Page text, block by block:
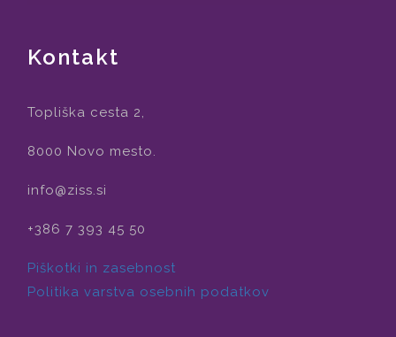
Kontakt
Topliška cesta 2,
8000 Novo mesto.
info@ziss.si
+386 7 393 45 50
Piškotki in zasebnost
Politika varstva osebnih podatkov